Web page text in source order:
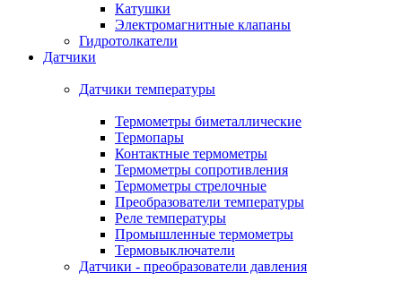
Катушки
Электромагнитные клапаны
Гидротолкатели
Датчики
Датчики температуры
Термометры биметаллические
Термопары
Контактные термометры
Термометры сопротивления
Термометры стрелочные
Преобразователи температуры
Реле температуры
Промышленные термометры
Термовыключатели
Датчики - преобразователи давления